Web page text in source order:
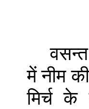
वसन्त
में नीम
मिर्च के